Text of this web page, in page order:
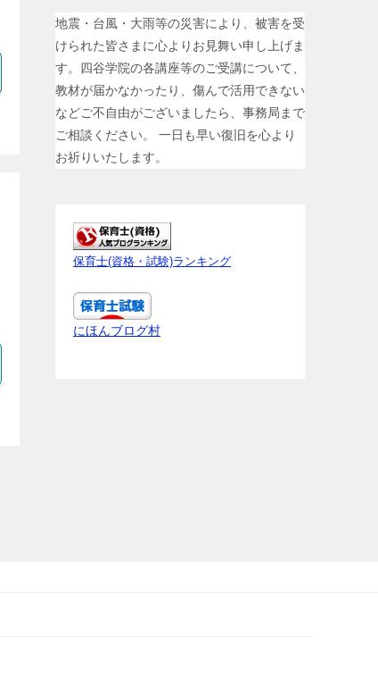
地震・台風・大雨等の災害により、被害を受
けられた皆さまに心よりお見舞い申し上げま
す。四谷学院の各講座等のご受講について、
教材が届かなかったり、傷んで活用できない
などご不自由がございましたら、事務局まで
ご相談ください。 一日も早い復旧を心より
お祈りいたします。
保育士(資格・試験)ランキング
にほんブログ村